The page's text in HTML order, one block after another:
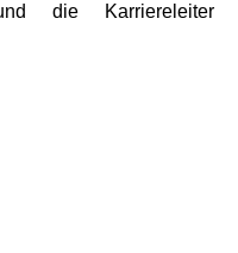
die Karriereleiter